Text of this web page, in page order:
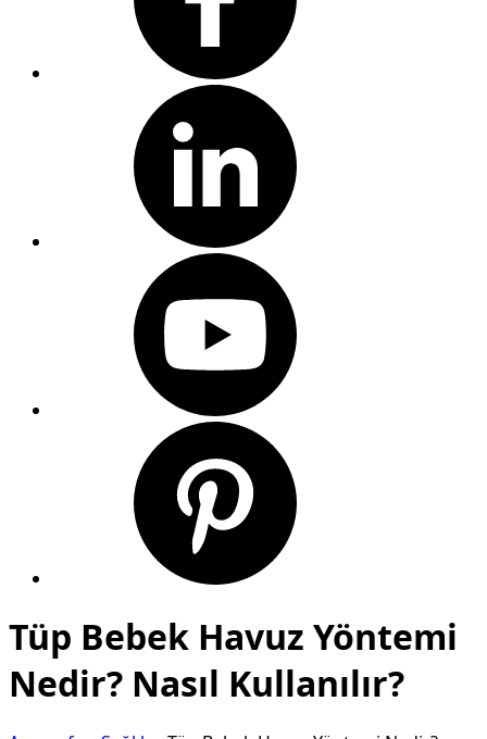
Tüp Bebek Havuz Yöntemi
Nedir? Nasıl Kullanılır?